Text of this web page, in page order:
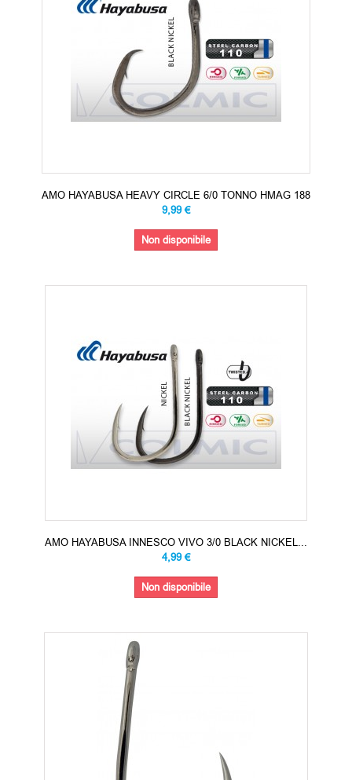
AMO HAYABUSA HEAVY CIRCLE 6/0 TONNO HMAG 188
9,99 €
Non disponibile
AMO HAYABUSA INNESCO VIVO 3/0 BLACK NICKEL...
4,99 €
Non disponibile